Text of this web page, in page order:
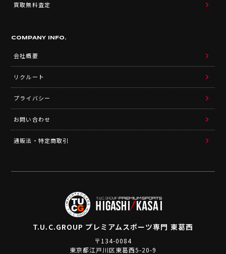
買取無料査定
COMPANY INFO.
会社概要
リクルート
プライバシー
お問い合わせ
通販法・特定商取引
T.U.C.GROUP プレミアムスポーツ専門 東葛西
〒134-0084
東京都江戸川区東葛西5-20-9